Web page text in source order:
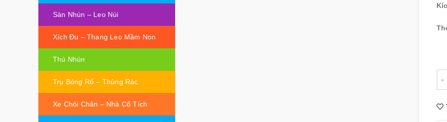
Sàn Nhún – Leo Núi
Xích Đu – Thang Leo Mầm Non
Thú Nhún
Trụ Bóng Rổ – Thùng Rác
Xe Chòi Chân – Nhà Cổ Tích